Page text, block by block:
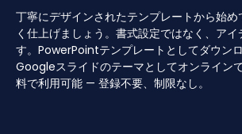
丁寧にデザインされたテンプレートから始め
く仕上げましょう。書式設定ではなく、アイ
す。PowerPointテンプレートとしてダウンロ
Googleスライドのテーマとしてオンライン
料で利用可能 — 登録不要、制限なし。